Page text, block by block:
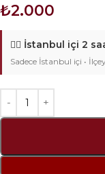
₺2.000
🚴‍♂️ İstanbul içi 2
Sadece İstanbul içi •